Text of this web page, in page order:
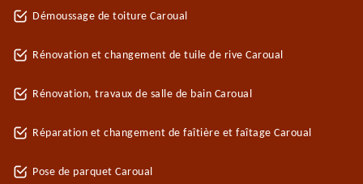
Démoussage de toiture Caroual
Rénovation et changement de tuile de rive Caroual
Rénovation, travaux de salle de bain Caroual
Réparation et changement de faîtière et faîtage Caroual
Pose de parquet Caroual